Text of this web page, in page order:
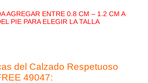
AGREGAR ENTRE 0.8 CM – 1.2 CM A
PIE PARA ELEGIR LA TALLA
del Calzado Respetuoso
49047: